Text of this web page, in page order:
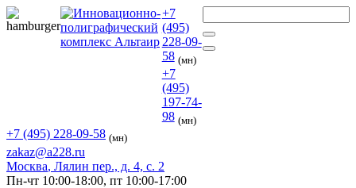
+7
(495)
228-09-
58 (мн)
+7
(495)
197-74-
98 (мн)
+7 (495) 228-09-58 (мн)
zakaz@a228.ru
Москва, Лялин пер., д. 4, с. 2
Пн-чт 10:00-18:00, пт 10:00-17:00